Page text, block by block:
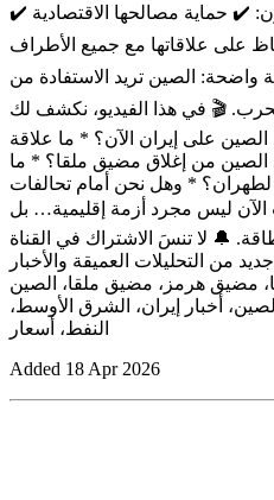
✔️ حماية مصالحها الاقتصادية ✔️
على علاقاتها مع جميع الأطراف
واضحة: الصين تريد الاستفادة من
🎬 في هذا الفيديو، نكشف لك
الصين على إيران الآن؟ * ما علاقة
الصين من إغلاق مضيق ملقا؟ * ما
لطهران؟ * وهل نحن أمام تحالفات
ليس مجرد أزمة إقليمية… بل
🔔 لا تنسَ الاشتراك في القناة
من التحليلات العميقة والأخبار
مضيق هرمز، مضيق ملقا، الصين
أخبار إيران، الشرق الأوسط،
النفط، أسعار
Added 18 Apr 2026